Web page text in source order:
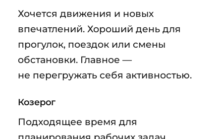
Хочется движения и новых
впечатлений. Хороший день для
прогулок, поездок или смены
обстановки. Главное —
не перегружать себя активностью.
Козерог
Подходящее время для